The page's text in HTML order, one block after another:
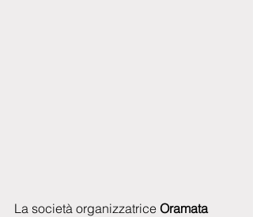
La società organizzatrice Oramata